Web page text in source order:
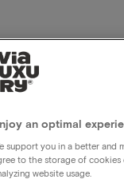
an optimal
support you in a better and
to the storage of cookies
website usage.